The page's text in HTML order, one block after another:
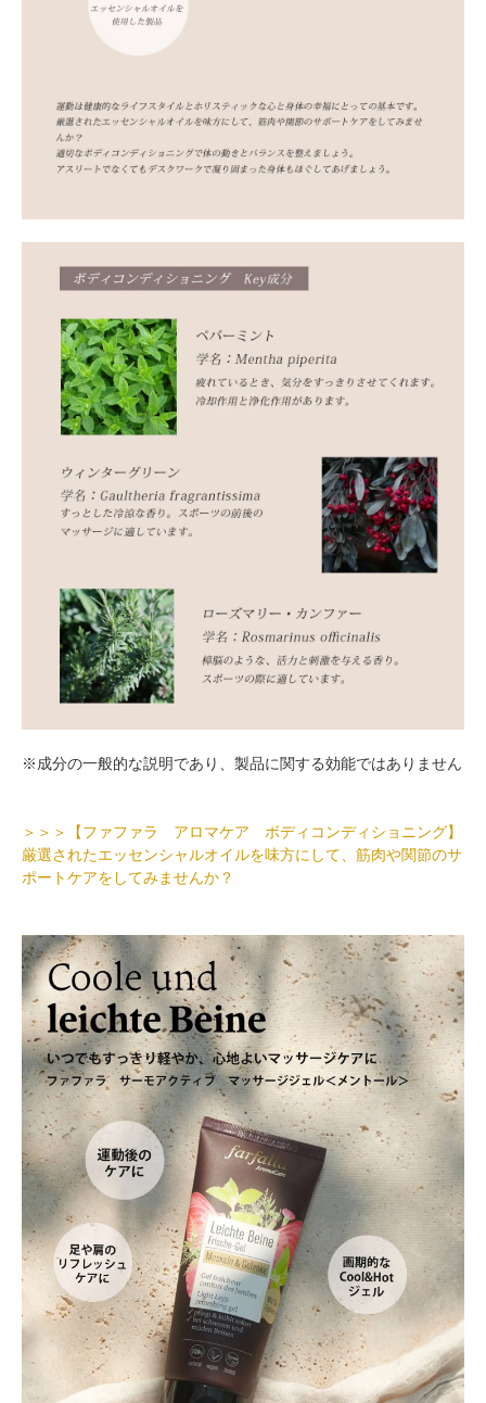
※成分の一般的な説明であり、製品に関する効能ではありません
＞＞＞【ファファラ アロマケア ボディコンディショニング】
厳選されたエッセンシャルオイルを味方にして、筋肉や関節のサ
ポートケアをしてみませんか？